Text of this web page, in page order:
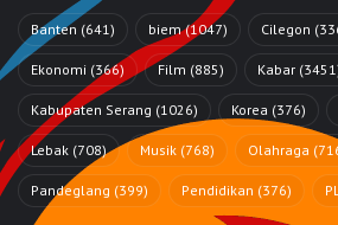
Banten (641) biem(1047) Cilegon
Ekonomi (366) Film (885) Kabar
Kabupaten Serang (1026) Korea (376)
Lebak (708) Musik (768) Olahraga
Pandeglang (399) Pendidikan (376)